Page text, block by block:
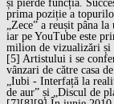
și pierde funcția.
prima poziție a
„Zece” a reușit pâna
iar pe YouTube este
milion de vizualizări și
[5] Artistului i se
vânzari de către casa
„Iubi - Interfață la
de aur” și „Discul de